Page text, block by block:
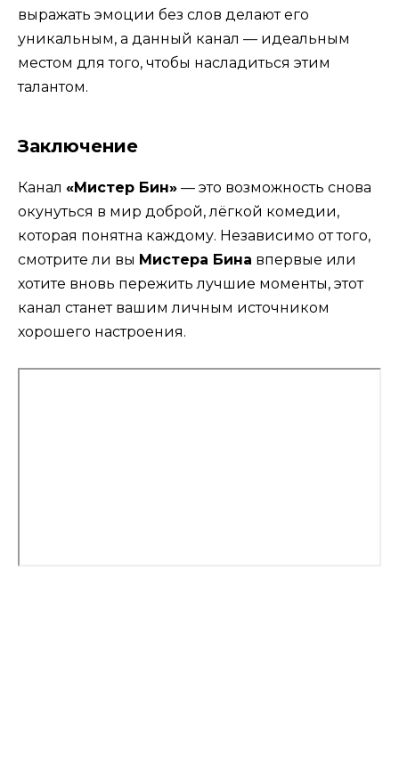
выражать эмоции без слов делают его
уникальным, а данный канал — идеальным
местом для того, чтобы насладиться этим
талантом.
Заключение
Канал «Мистер Бин» — это возможность снова
окунуться в мир доброй, лёгкой комедии,
которая понятна каждому. Независимо от того,
смотрите ли вы Мистера Бина впервые или
хотите вновь пережить лучшие моменты, этот
канал станет вашим личным источником
хорошего настроения.